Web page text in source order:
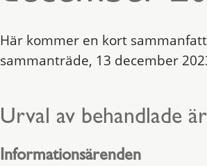
Här kommer en kort
sammanträde, 13 december
Urval av behandlade
Informationsärenden